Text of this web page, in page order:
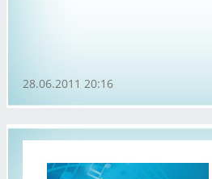
28.06.2011 20:16